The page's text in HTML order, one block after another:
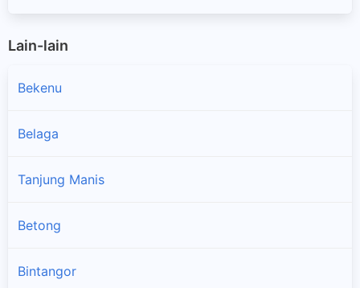
Lain-lain
Bekenu
Belaga
Tanjung Manis
Betong
Bintangor